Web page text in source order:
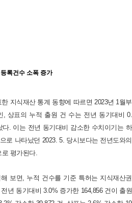
록건수 소폭 증가
지식재산 통계 동향에 따르면 2023년 1월부
, 상표의 누적 출원 건 수는 전년 동기대비 0.
. 이는 전년 동기대비 감소한 수치이기는 하
로 나타났던 2023. 5. 당시보다는 전년도와의
로 평가된다.
보면, 누적 건수를 기준 특허는 지식재산권
년 동기대비 3.0% 증가한 164,856 건이 출원